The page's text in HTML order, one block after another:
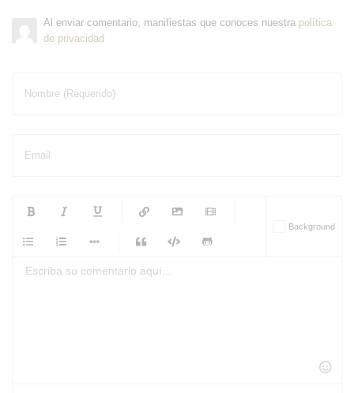
Al enviar comentario, manifiestas que conoces nuestra política
de privacidad
Nombre (Requerido)
Email
-
-
Background